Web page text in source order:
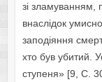
зі зламуванням,
внаслідок
заподіяння
хто був убитий.
ступеня» [9, С.